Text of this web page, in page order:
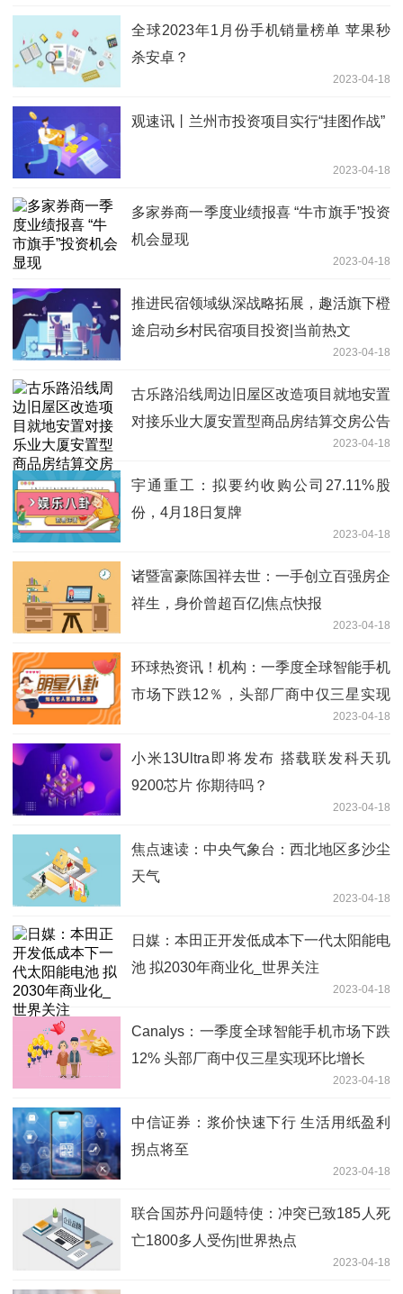
全球2023年1月份手机销量榜单 苹果秒
杀安卓？
2023-04-18
观速讯丨兰州市投资项目实行“挂图作战”
2023-04-18
多家券商一季度业绩报喜 “牛市旗手”投资
机会显现
2023-04-18
推进民宿领域纵深战略拓展，趣活旗下橙
途启动乡村民宿项目投资|当前热文
2023-04-18
古乐路沿线周边旧屋区改造项目就地安置
对接乐业大厦安置型商品房结算交房公告
2023-04-18
宇通重工：拟要约收购公司27.11%股
份，4月18日复牌
2023-04-18
诸暨富豪陈国祥去世：一手创立百强房企
祥生，身价曾超百亿|焦点快报
2023-04-18
环球热资讯！机构：一季度全球智能手机
市场下跌12％，头部厂商中仅三星实现
2023-04-18
小米13Ultra即将发布 搭载联发科天玑
9200芯片 你期待吗？
2023-04-18
焦点速读：中央气象台：西北地区多沙尘
天气
2023-04-18
日媒：本田正开发低成本下一代太阳能电
池 拟2030年商业化_世界关注
2023-04-18
Canalys：一季度全球智能手机市场下跌
12% 头部厂商中仅三星实现环比增长
2023-04-18
中信证券：浆价快速下行 生活用纸盈利
拐点将至
2023-04-18
联合国苏丹问题特使：冲突已致185人死
亡1800多人受伤|世界热点
2023-04-18